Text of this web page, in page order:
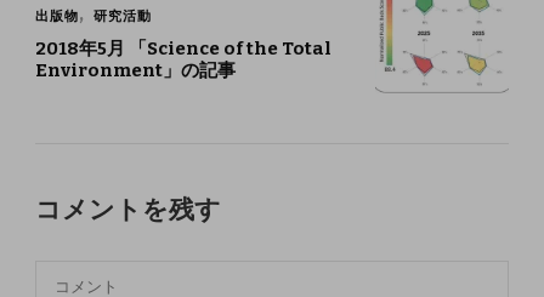
出版物 研究活動
2018年5月 「Science of the Total
Environment」の記事
コメントを残す